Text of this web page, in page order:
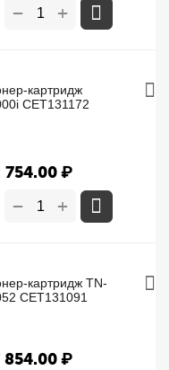
+
−
картридж
CET131172
754.00₽
+
−
картридж TN-
CET131091
854.00₽